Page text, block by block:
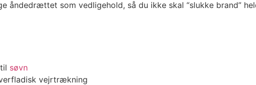
som vedligehold, så du ikke skal “slukke brand”
søvn
vejrtrækning